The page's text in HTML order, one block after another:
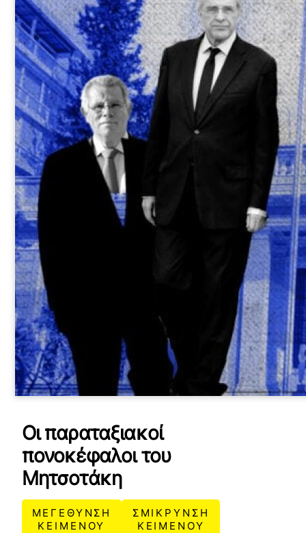
Οι παραταξιακοί
πονοκέφαλοι του
Μητσοτάκη
ΜΕΓΕΘΥΝΣΗ
ΚΕΙΜΕΝΟΥ
ΣΜΙΚΡΥΝΣΗ
ΚΕΙΜΕΝΟΥ